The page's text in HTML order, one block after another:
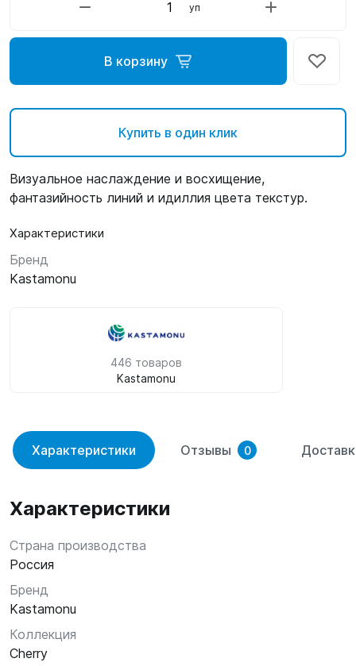
уп
В корзину
Купить в один клик
Визуальное наслаждение и восхищение,
фантазийность линий и идиллия цвета текстур.
Характеристики
Бренд
Kastamonu
446 товаров
Kastamonu
Характеристики Отзывы 0
Характеристики
Страна производства
Россия
Бренд
Kastamonu
Коллекция
Cherry